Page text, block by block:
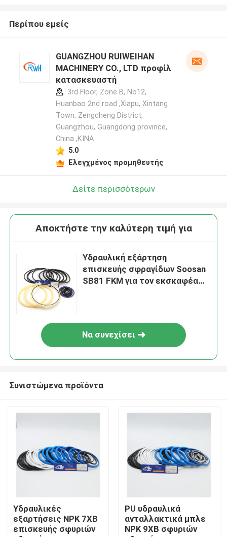
Σπίτι
Βίντεο
Περίπου εμείς
GUANGZHOU RUIWEIHAN
MACHINERY CO., LTD προφίλ
κατασκευαστή
3rd Floor, Zone B, No12,
Huanbao 2nd road ,Xiapu, Xintang
Town, Zengcheng District,
Guangzhou, Guangdong province,
China ,ΚΙΝΑ
5.0
Ελεγχμένος προμηθευτής
Δείτε περισσότερων
Αποκτήστε την καλύτερη τιμή για
Υδραυλική εξάρτηση
επισκευής σφραγίδων Soosan
SB81 FKM για τον εκσκαφέα
Να συνεχίσει
Συνιστώμενα προϊόντα
Υδραυλικές
εξαρτήσεις NPK 7XB
επισκευής σφυριών
PU υδραυλικά
ανταλλακτικά μπλε
NPK 9XB σφυριών